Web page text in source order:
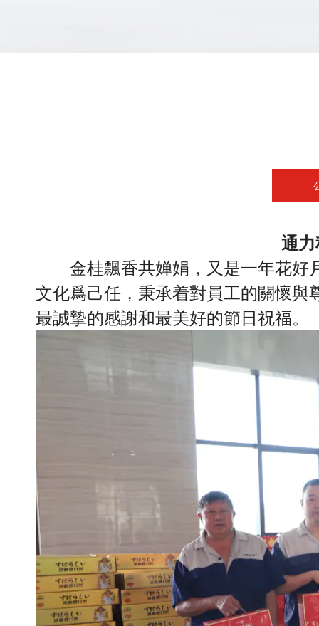
通
金桂飄香共婵娟，又是一年花好
文化爲己任，秉承着對員工的關懷與
最誠摯的感謝和最美好的節日祝福。